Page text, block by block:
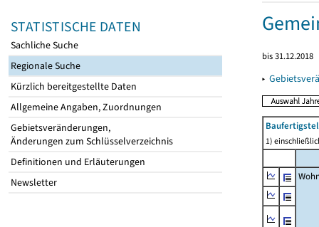
STATISTISCHE DATEN
Sachliche Suche
Regionale Suche
Kürzlich bereitgestellte Daten
Allgemeine Angaben, Zuordnungen
Gebietsveränderungen,
Änderungen zum Schlüsselverzeichnis
Definitionen und Erläuterungen
Newsletter
bis 31.12.2018
▸
1)